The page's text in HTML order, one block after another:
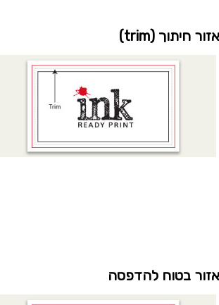
אזור חיתוך (trim)
אזור בטוח להדפסה